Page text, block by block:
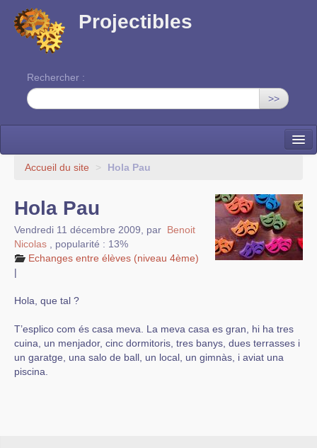
Projectibles
Rechercher :
>>
La ruche
EDITO
Accueil du site > Hola Pau
Hola Pau
Vendredi 11 décembre 2009 par Benoit
Nicolas
popularité : 13%
Echanges entre élèves (niveau 4ème)
|
Hola, que tal ?
T’esplico com és casa meva. La meva casa es gran, hi ha tres
cuina, un menjador, cinc dormitoris, tres banys, dues terrasses i
un garatge, una salo de ball, un local, un gimnàs, i aviat una
piscina.